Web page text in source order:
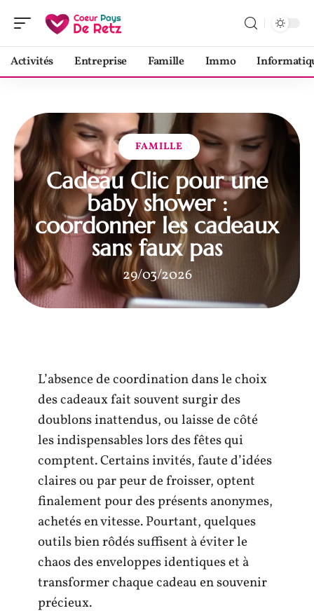
Activités Entreprise Famille Immo
FAMILLE
Cadeau Clic pour une
baby shower :
coordonner les cadeaux
sans faux pas
29/03/2026
L’absence de coordination dans le choix
des cadeaux fait souvent surgir des
doublons inattendus, ou laisse de côté
les indispensables lors des fêtes qui
comptent. Certains invités, faute d’idées
claires ou par peur de froisser, optent
finalement pour des présents anonymes,
achetés en vitesse. Pourtant, quelques
outils bien rôdés suffisent à éviter le
chaos des enveloppes identiques et à
transformer chaque cadeau en souvenir
précieux.